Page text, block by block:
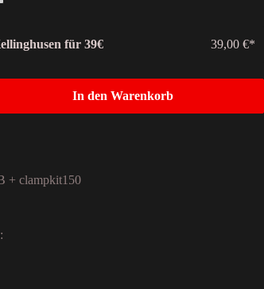
für 39€ 39,00 €*
In den Warenkorb
+ clampkit150